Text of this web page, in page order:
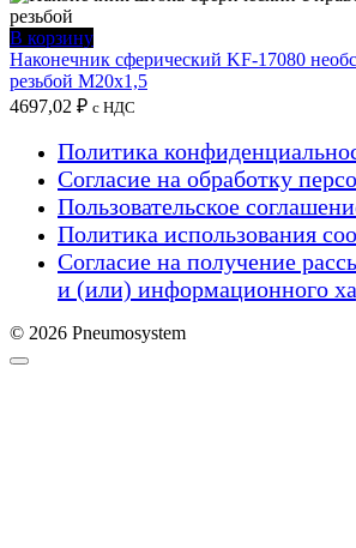
В корзину
Наконечник сферический KF-17080
резьбой M20x1,5
4697,02 ₽ с НДС
Политика
Согласие на обработку
Пользовательское
Политика использования
Согласие на получение
и (или) информационного
© 2026 Pneumosystem